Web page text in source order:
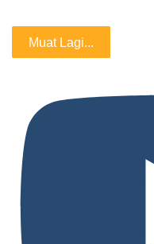
Muat Lagi...